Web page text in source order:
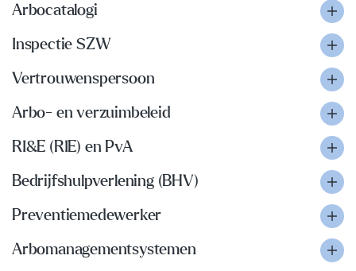
Arbocatalogi
Inspectie SZW
Vertrouwenspersoon
Arbo- en verzuimbeleid
RI&E (RIE) en PvA
Bedrijfshulpverlening (BHV)
Preventiemedewerker
Arbomanagementsystemen